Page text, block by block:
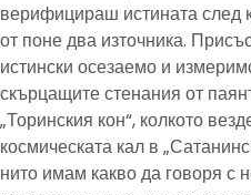
верифицираш истината след
от поне два източника.
истински осезаемо и
скърцащите стенания от
„Торинския кон“, колкото
космическата кал в
нито имам какво да говоря с